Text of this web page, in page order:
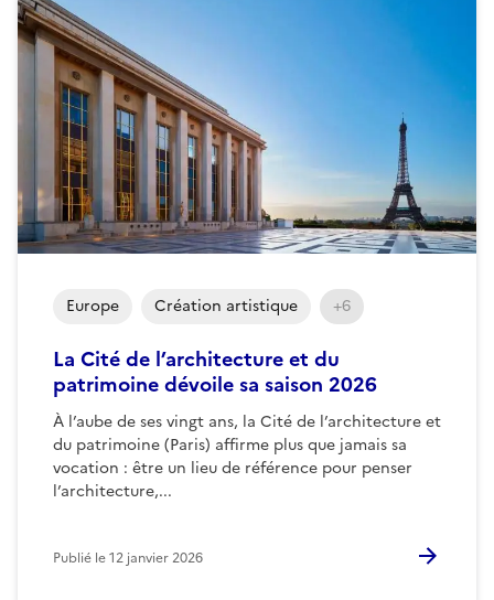
La Cité de l’architecture et du
patrimoine dévoile sa saison 2026
À l’aube de ses vingt ans, la Cité de l’architecture et
du patrimoine (Paris) affirme plus que jamais sa
vocation : être un lieu de référence pour penser
l’architecture,...
Europe Création artistique +6
Publié le12 janvier 2026